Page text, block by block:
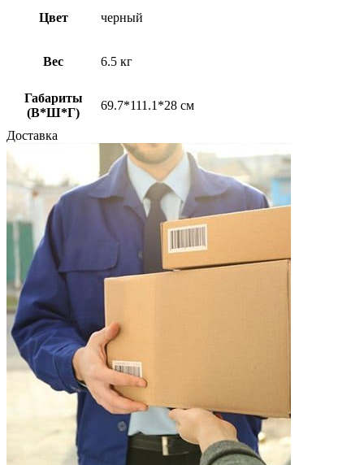
Цвет черный
Вес 6.5 кг
Габариты
(В*Ш*Г)
69.7*111.1*28 см
Доставка